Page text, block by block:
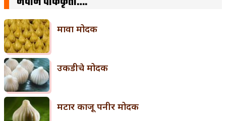
मावा मोदक
उकडीचे मोदक
मटार काजू पनीर मोदक